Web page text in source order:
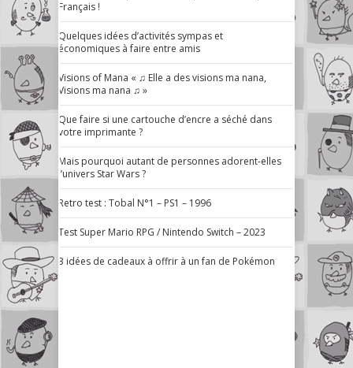
Français !
Quelques idées d’activités sympas et
économiques à faire entre amis
Visions of Mana « ♫ Elle a des visions ma nana,
Visions ma nana ♫ »
Que faire si une cartouche d’encre a séché dans
votre imprimante ?
Mais pourquoi autant de personnes adorent-elles
l’univers Star Wars ?
Retro test : Tobal N°1 – PS1 – 1996
Test Super Mario RPG / Nintendo Switch – 2023
3 idées de cadeaux à offrir à un fan de Pokémon